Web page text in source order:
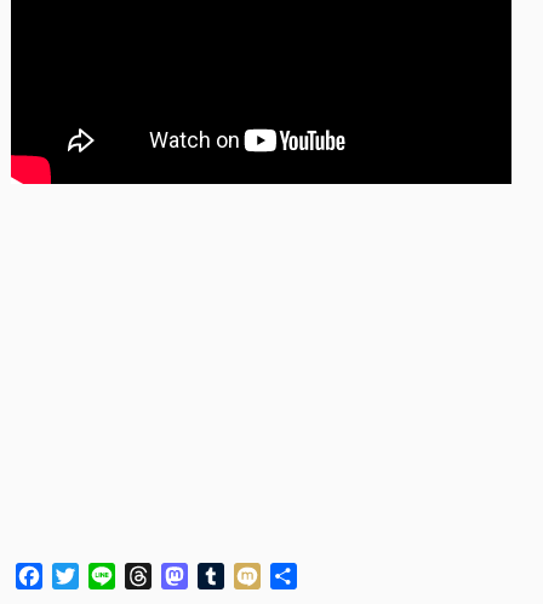
Facebook
TwitterLine ThreadsMastodon
Tumblr
Mixi